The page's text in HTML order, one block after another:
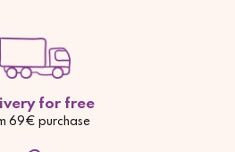
for free
69€ purchase